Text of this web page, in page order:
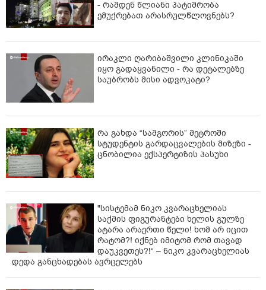
თავისუფლების უკანონო აღკვეთის ფაქტზე გამოძიება
საქართველოს სისხლის სამართლის კოდექსის 143-ე
მუხლით მიმდინარეობს.
- რამდენ წლიანი პატიმრობა
ემუქრებათ არასრულწლოვნებს?
ირაკლი ღარიბაშვილი კლინიკაში
იყო გადაყვანილი - რა დეტალებზე
საუბრობს მისი ადვოკატი?
რა გახდა “სამგორის” მეტროში
სტუდენტის გარდაცვალების მიზეზი -
ცნობილია ექსპერტიზის პასუხი
"სისტემამ ნიკო კვარაცხელიას
საქმის ფიგურანტები ხელის გულზე
ატარა არაერთი წელი! ხომ არ იცით
რატომ?! იქნებ იმიტომ რომ თავად
დაუკვეთეს?!“ – ნიკო კვარაცხელიას
დედა განცხადებას ავრცელებს